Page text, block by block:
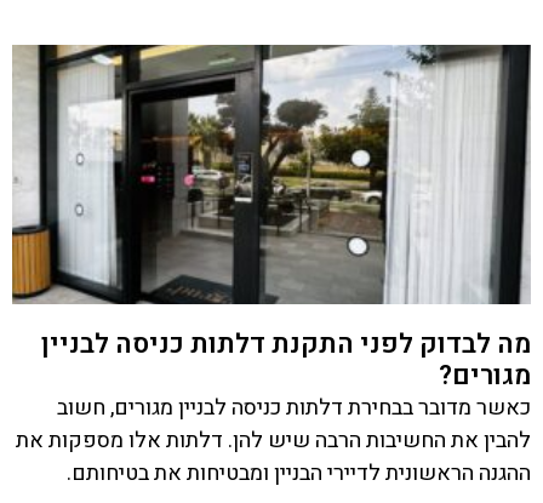
מה לבדוק לפני התקנת דלתות כניסה לבניין
מגורים?
כאשר מדובר בבחירת דלתות כניסה לבניין מגורים, חשוב
להבין את החשיבות הרבה שיש להן. דלתות אלו מספקות את
ההגנה הראשונית לדיירי הבניין ומבטיחות את בטיחותם.